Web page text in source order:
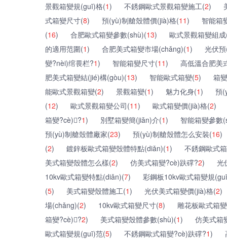
景觀箱變規(guī)格(1) 不銹鋼歐式景觀箱變施工(2)
式箱變尺寸(8) 預(yù)制艙殼體價(jià)格(11)
智能箱
(16) 合肥歐式箱變參數(shù)(13)
歐式景觀箱變組
的適用范圍(1) 合肥美式箱變市場(chǎng)(1)
光伏
變?nèi)绾畏栏?1) 智能箱變尺寸(11)
高低溫合肥美
肥美式箱變結(jié)構(gòu)(13) 智能歐式箱變(5)
箱
能歐式景觀箱變(2) 景觀箱變(1) 魅力化身(1)
預
(12) 歐式景觀箱變公司(11) 歐式箱變價(jià)格(2)
箱變?cè)?1) 別墅箱變簡(jiǎn)介(1)
智能箱變參數
預(yù)制艙殼體廠家(23) 預(yù)制艙殼體怎么安裝(16)
(2) 鍍鋅板歐式箱變殼體特點(diǎn)(1)
不銹鋼歐式
美式箱變殼體怎么樣(2) 仿美式箱變?cè)趺礃?2)
光
10kv歐式箱變特點(diǎn)(7)
彩鋼板10kv歐式箱變規
(5) 美式箱變殼體施工(1) 光伏美式箱變價(jià)格(2)
場(chǎng)(2) 10kv歐式箱變尺寸(8)
雕花板歐式箱
箱變?cè)?2) 美式箱變殼體參數(shù)(1)
仿美式箱
歐式箱變規(guī)范(5) 不銹鋼歐式箱變?cè)趺礃?1)